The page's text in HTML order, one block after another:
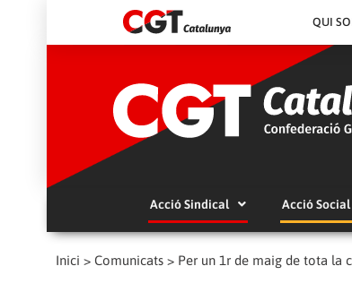
QUI
Acció Sindical Acció Social
Inici > Comunicats > Per un 1r de maig de tota la